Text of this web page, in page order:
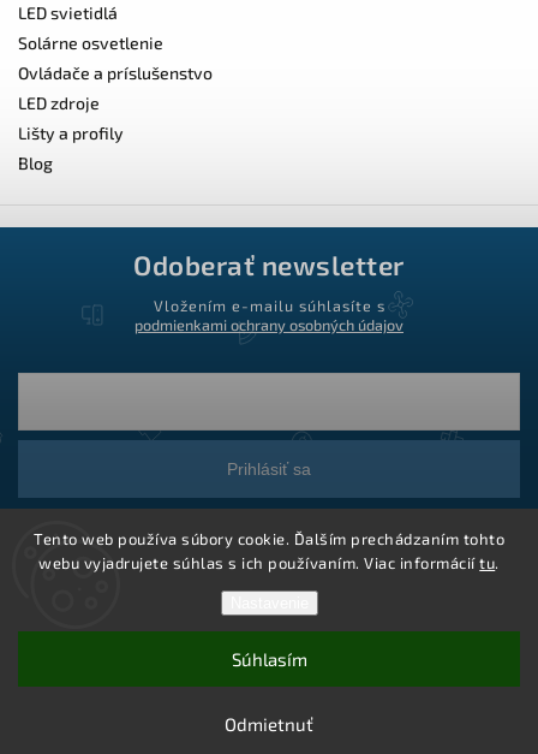
Tento web používa súbory cookie. Ďalším prechádzaním tohto
webu vyjadrujete súhlas s ich používaním. Viac informáciítu.
Odmietnuť
Súhlasím
LED svietidlá
Solárne osvetlenie
Ovládače a príslušenstvo
LED zdroje
Lišty a profily
Blog
Odoberať newsletter
Vložením e-mailu súhlasíte s
podmienkami ochrany osobných údajov
Prihlásiť sa
Vytvoril Shoptet